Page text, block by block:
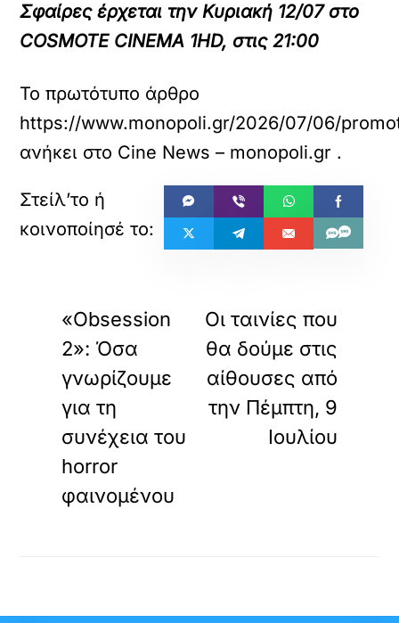
Σφαίρες έρχεται τηνΚυριακή 12/07στο
COSMOTE CINEMA 1HD, στις21:00
Το πρωτότυπο άρθρο
https://www.monopoli.gr/2026/07/06/
ανήκει στο Cine News – monopoli.gr .
«Obsession
2»: Όσα
γνωρίζουμε
για τη
συνέχεια του
horror
φαινομένου
Οι ταινίες που
θα δούμε στις
αίθουσες από
την Πέμπτη, 9
Ιουλίου